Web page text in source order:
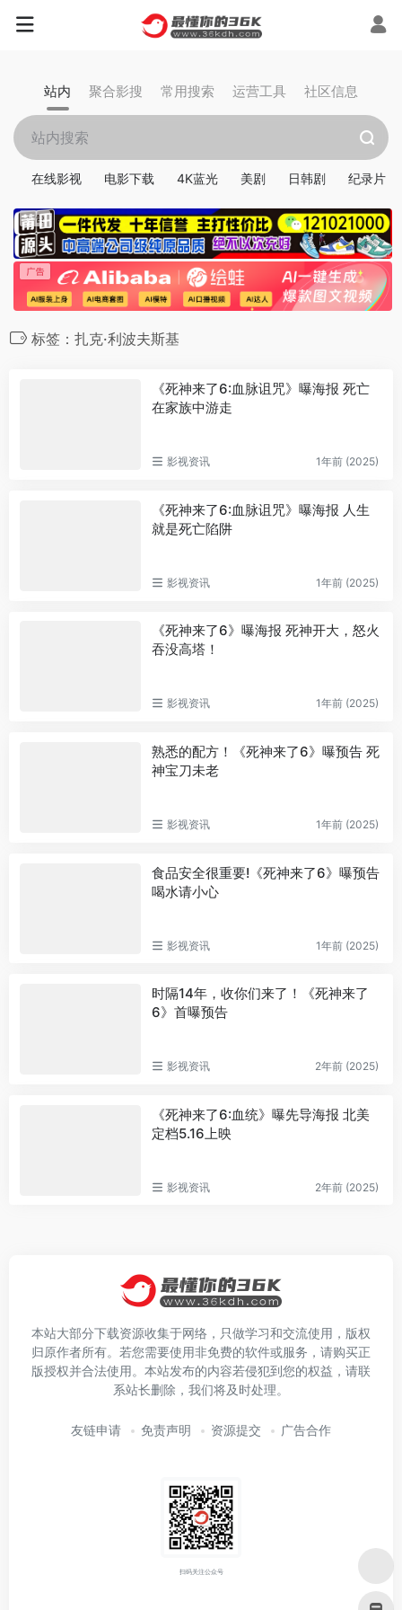
站内 聚合影搜 常用搜索 运营工具 社区信息
在线影视 电影下载 4K蓝光 美剧 日韩剧 纪录片
标签：扎克·利波夫斯基
《死神来了6:血脉诅咒》曝海报 死亡
在家族中游走
影视资讯 1年前 (2025)
《死神来了6:血脉诅咒》曝海报 人生
就是死亡陷阱
影视资讯 1年前 (2025)
《死神来了6》曝海报 死神开大，怒火
吞没高塔！
影视资讯 1年前 (2025)
熟悉的配方！《死神来了6》曝预告 死
神宝刀未老
影视资讯 1年前 (2025)
食品安全很重要!《死神来了6》曝预告
喝水请小心
影视资讯 1年前 (2025)
时隔14年，收你们来了！《死神来了
6》首曝预告
影视资讯 2年前 (2025)
《死神来了6:血统》曝先导海报 北美
定档5.16上映
影视资讯 2年前 (2025)
本站大部分下载资源收集于网络，只做学习和交流使用，版权
归原作者所有。若您需要使用非免费的软件或服务，请购买正
版授权并合法使用。本站发布的内容若侵犯到您的权益，请联
系站长删除，我们将及时处理。
友链申请 免责声明 资源提交 广告合作
扫码关注公众号